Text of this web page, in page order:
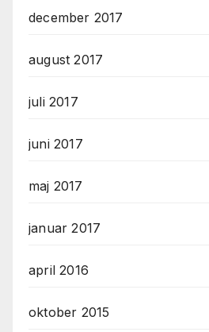
december 2017
august 2017
juli 2017
juni 2017
maj 2017
januar 2017
april 2016
oktober 2015